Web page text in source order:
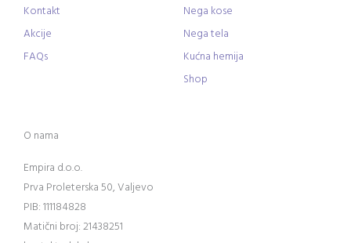
Kontakt
Akcije
FAQs
Nega kose
Nega tela
Kućna hemija
Shop
O nama
Empira d.o.o.
Prva Proleterska 50, Valjevo
PIB: 111184828
Matični broj: 21438251